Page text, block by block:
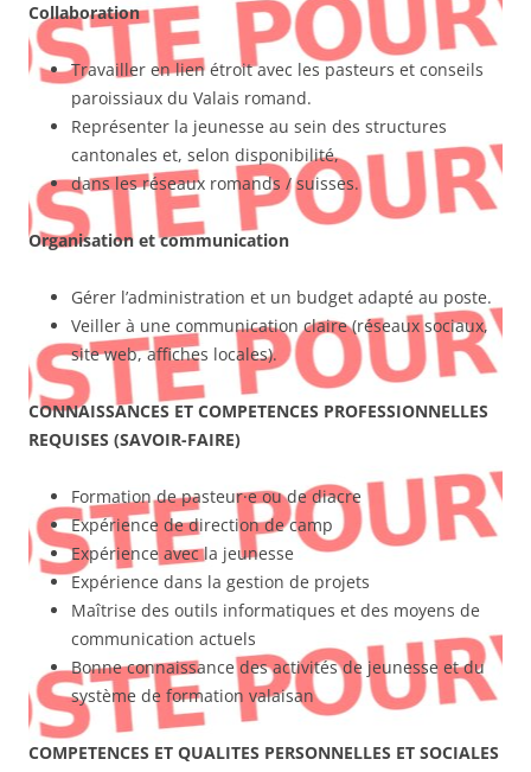
Collaboration
Travailler en lien étroit avec les pasteurs et conseils
paroissiaux du Valais romand.
Représenter la jeunesse au sein des structures
cantonales et, selon disponibilité,
dans les réseaux romands / suisses.
Organisation et communication
Gérer l’administration et un budget adapté au poste.
Veiller à une communication claire (réseaux sociaux,
site web, affiches locales).
CONNAISSANCES ET COMPETENCES PROFESSIONNELLES
REQUISES (SAVOIR-FAIRE)
Formation de pasteur·e ou de diacre
Expérience de direction de camp
Expérience avec la jeunesse
Expérience dans la gestion de projets
Maîtrise des outils informatiques et des moyens de
communication actuels
Bonne connaissance des activités de jeunesse et du
système de formation valaisan
COMPETENCES ET QUALITES PERSONNELLES ET SOCIALES